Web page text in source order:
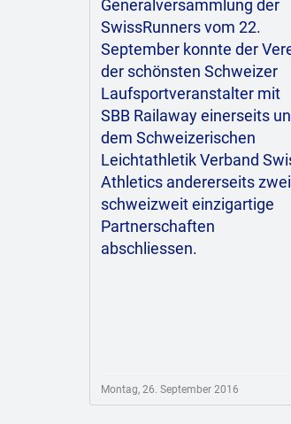
Generalversammlung der
SwissRunners vom 22.
September konnte der
der schönsten Schweizer
Laufsportveranstalter mit
SBB Railaway einerseits
dem Schweizerischen
Leichtathletik Verband
Athletics andererseits zwei
schweizweit einzigartige
Partnerschaften
abschliessen.
Montag, 26. September 2016